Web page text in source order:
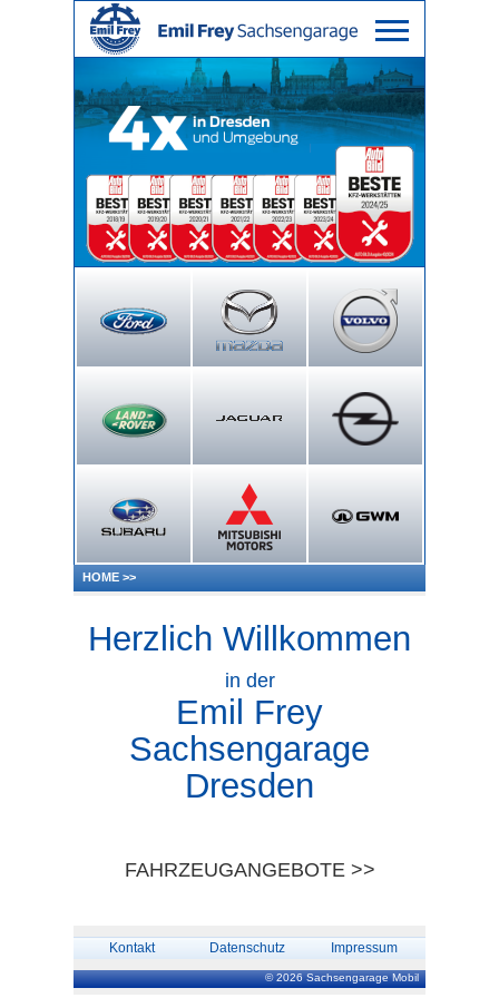
HOME >>
Herzlich Willkommen
in der
Emil Frey
Sachsengarage
Dresden
FAHRZEUGANGEBOTE >>
Kontakt Datenschutz Impressum
© 2026 Sachsengarage Mobil